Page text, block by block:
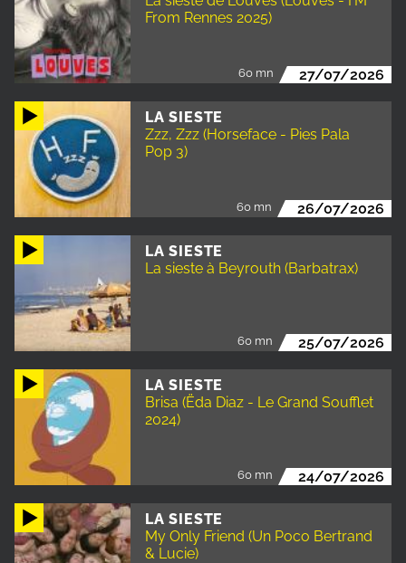
From Rennes 2025)
60 mn 27/07/2026
LA SIESTE
Zzz, Zzz (Horseface - Pies Pala
Pop 3)
60 mn 26/07/2026
LA SIESTE
La sieste à Beyrouth (Barbatrax)
60 mn 25/07/2026
LA SIESTE
Brisa (Ëda Diaz - Le Grand Soufflet
2024)
60 mn 24/07/2026
LA SIESTE
My Only Friend (Un Poco Bertrand
& Lucie)